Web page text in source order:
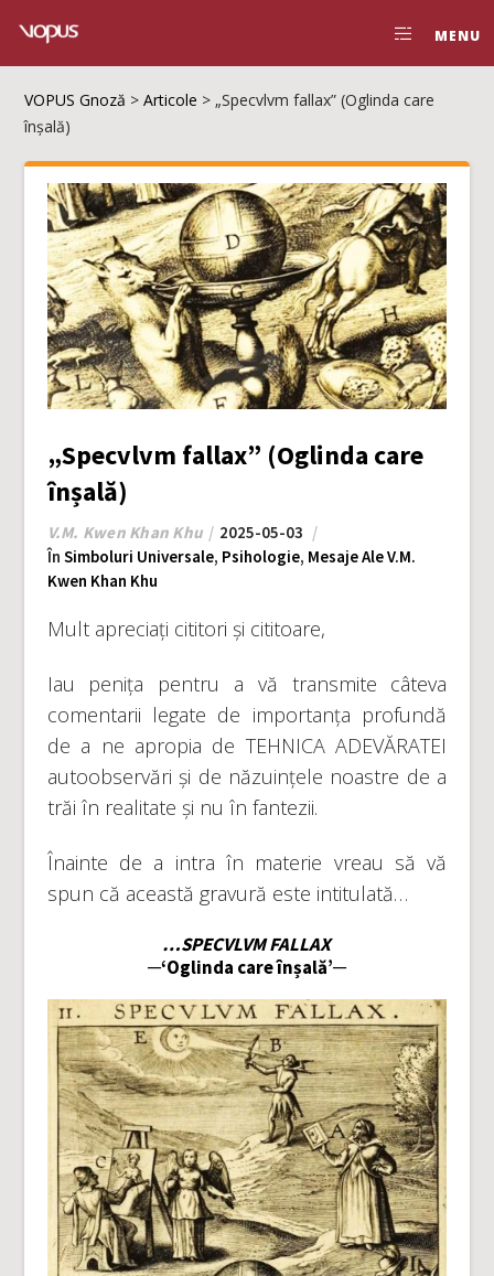
MENU
VOPUS Gnoză >Articole > „Specvlvm fallax” (Oglinda care
înșală)
„Specvlvm fallax” (Oglinda care
înșală)
V.M. Kwen Khan Khu
2025-05-03
În Simboluri Universale, Psihologie, Mesaje Ale V.M.
Kwen Khan Khu
Mult apreciați cititori și cititoare,
Iau penița pentru a vă transmite câteva
comentarii legate de importanța profundă
de a ne apropia de TEHNICA ADEVĂRATEI
autoobservări și de năzuințele noastre de a
trăi în realitate și nu în fantezii.
Înainte de a intra în materie vreau să vă
spun că această gravură este intitulată…
…SPECVLVM FALLAX
─‘Oglinda care înșală’─